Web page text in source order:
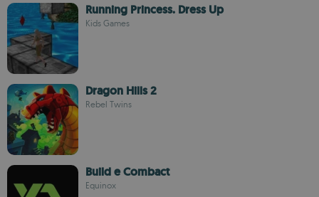
Running Princess. Dress Up
Kids Games
Dragon Hills 2
Rebel Twins
Build e Combact
Equinox